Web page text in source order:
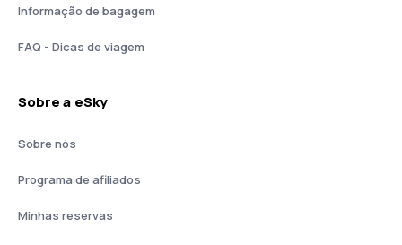
Informação de bagagem
FAQ - Dicas de viagem
Sobre a eSky
Sobre nós
Programa de afiliados
Minhas reservas